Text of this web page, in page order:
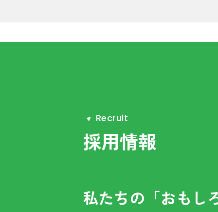
Recruit
採用情報
私たちの「おもし